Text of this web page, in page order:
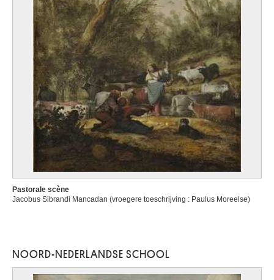
Pastorale scène
Jacobus Sibrandi Mancadan (vroegere toeschrijving : Paulus Moreelse)
NOORD-NEDERLANDSE SCHOOL